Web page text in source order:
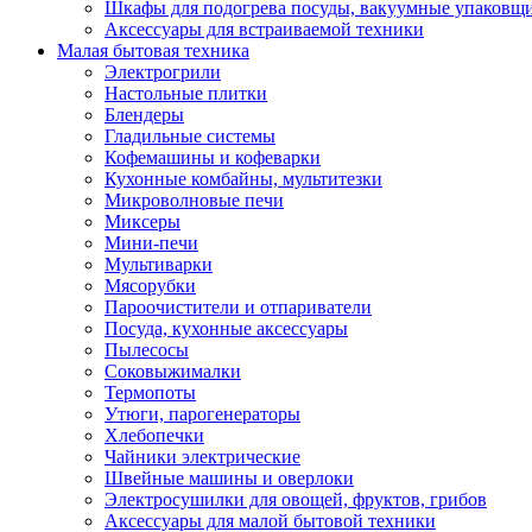
Шкафы для подогрева посуды, вакуумные
Аксессуары для встраиваемой техники
Малая бытовая техника
Электрогрили
Настольные плитки
Блендеры
Гладильные системы
Кофемашины и кофеварки
Кухонные комбайны, мультитезки
Микроволновые печи
Миксеры
Мини-печи
Мультиварки
Мясорубки
Пароочистители и отпариватели
Посуда, кухонные аксессуары
Пылесосы
Соковыжималки
Термопоты
Утюги, парогенераторы
Хлебопечки
Чайники электрические
Швейные машины и оверлоки
Электросушилки для овощей, фруктов, грибов
Аксессуары для малой бытовой техники